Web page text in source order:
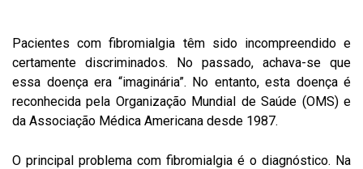
Pacientes com fibromialgia têm sido incompreendido e
certamente discriminados. No passado, achava-se que
essa doença era “imaginária”. No entanto, esta doença é
reconhecida pela Organização Mundial de Saúde (OMS) e
da Associação Médica Americana desde 1987.
O principal problema com fibromialgia é o diagnóstico. Na